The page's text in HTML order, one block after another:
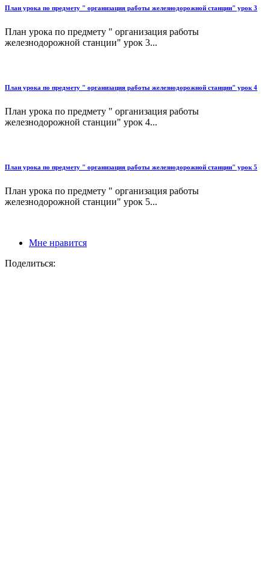
План урока по предмету " организация работы железнодорожной станции" урок 3
План урока по предмету " организация работы
железнодорожной станции" урок 3...
План урока по предмету " организация работы железнодорожной станции" урок 4
План урока по предмету " организация работы
железнодорожной станции" урок 4...
План урока по предмету " организация работы железнодорожной станции" урок 5
План урока по предмету " организация работы
железнодорожной станции" урок 5...
Мне нравится
Поделиться: